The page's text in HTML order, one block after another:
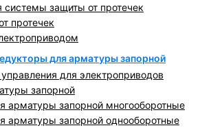
защиты от протечек
протечек
для арматуры запорной
для электроприводов
запорной
арматуры запорной многооборотные
арматуры запорной однооборотные